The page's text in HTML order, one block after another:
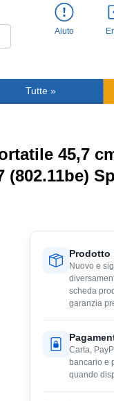
Aiuto
Tutte »
45,7
(802.11be)
Prodotto
Nuovo e
scheda
garanzia
Carta,
bancario e
quando